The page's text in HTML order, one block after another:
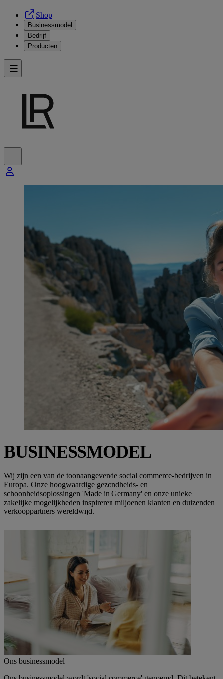
Shop
Businessmodel
Bedrijf
Producten
BUSINESSMODEL
Wij zijn een van de toonaangevende social commerce-bedrijven in
Europa. Onze hoogwaardige gezondheids- en
schoonheidsoplossingen 'Made in Germany' en onze unieke
zakelijke mogelijkheden inspireren miljoenen klanten en duizenden
verkooppartners wereldwijd.
Ons businessmodel